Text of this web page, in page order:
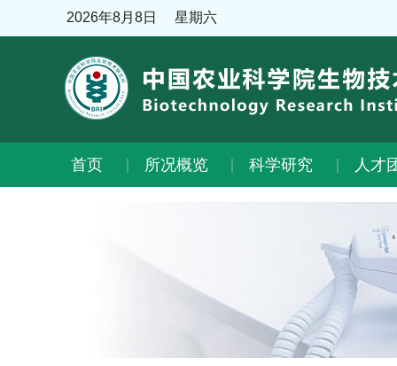
2026年8月8日 星期六
首页 所况概览 科学研究 人才